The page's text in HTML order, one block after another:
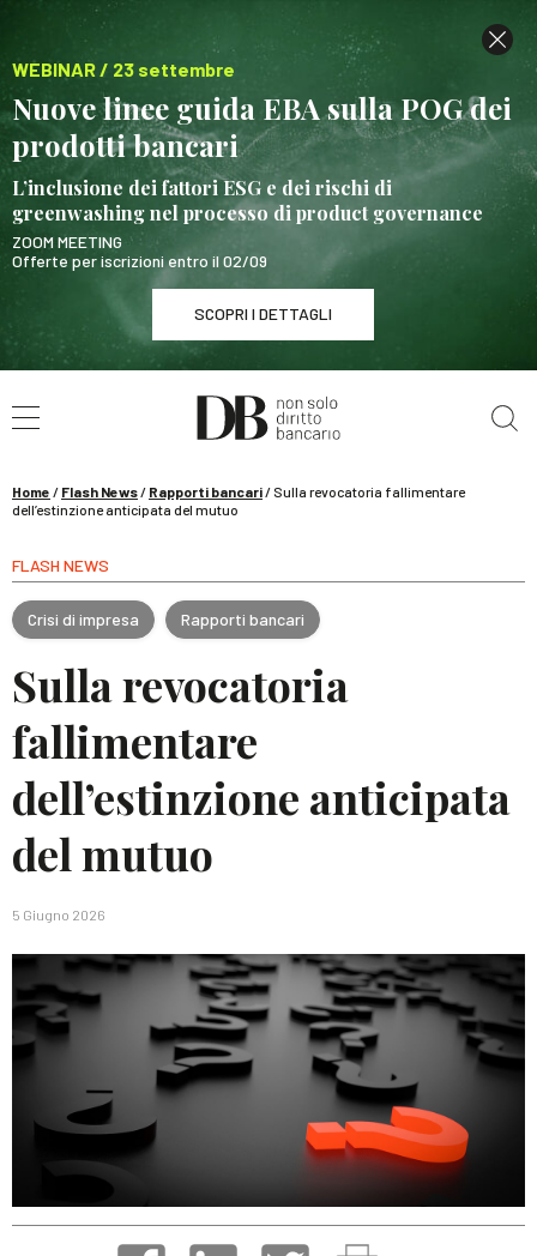
WEBINAR / 23 settembre
Nuove linee guida EBA sulla POG dei
prodotti bancari
L’inclusione dei fattori ESG e dei rischi di
greenwashing nel processo di product governance
ZOOM MEETING
Offerte per iscrizioni entro il 02/09
SCOPRI I DETTAGLI
WEBINAR / 23 settembre
Nuove linee guida EBA sulla POG dei prodotti
SCOPRI I DETTAGLI
Home / Flash News/ Rapporti bancari/ Sulla revocatoria fallimentare
dell’estinzione anticipata del mutuo
FLASH NEWS
Crisi di impresa Rapporti bancari
Sulla revocatoria
fallimentare
dell’estinzione anticipata
del mutuo
5 Giugno 2026